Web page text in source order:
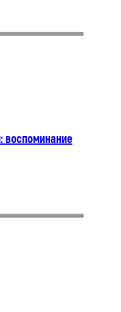
воспоминание